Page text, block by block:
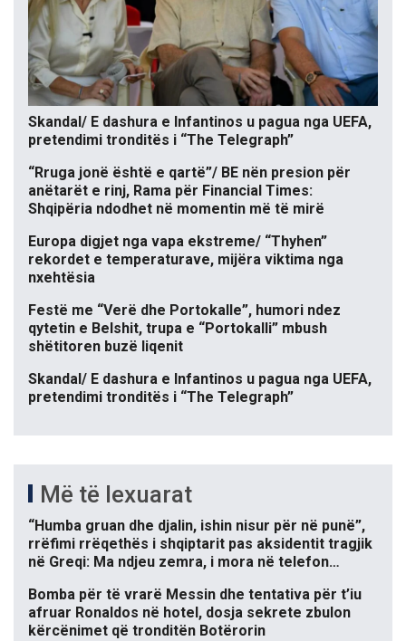
Skandal/ E dashura e Infantinos u pagua nga UEFA,
pretendimi tronditës i “The Telegraph”
“Rruga jonë është e qartë”/ BE nën presion për
anëtarët e rinj, Rama për Financial Times:
Shqipëria ndodhet në momentin më të mirë
Europa digjet nga vapa ekstreme/ “Thyhen”
rekordet e temperaturave, mijëra viktima nga
nxehtësia
Festë me “Verë dhe Portokalle”, humori ndez
qytetin e Belshit, trupa e “Portokalli” mbush
shëtitoren buzë liqenit
Skandal/ E dashura e Infantinos u pagua nga UEFA,
pretendimi tronditës i “The Telegraph”
Më të lexuarat
“Humba gruan dhe djalin, ishin nisur për në punë”,
rrëfimi rrëqethës i shqiptarit pas aksidentit tragjik
në Greqi: Ma ndjeu zemra, i mora në telefon…
Bomba për të vrarë Messin dhe tentativa për t’iu
afruar Ronaldos në hotel, dosja sekrete zbulon
kërcënimet që tronditën Botërorin